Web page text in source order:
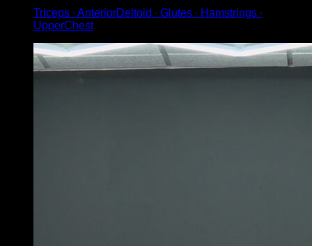
Triceps ∙ AnteriorDeltoid ∙ Glutes ∙ Hamstrings ∙
UpperChest